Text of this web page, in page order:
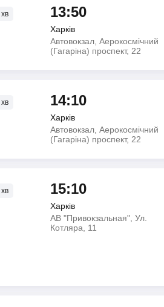
хв 13:50
Харків
Автовокзал, Аерокосмічний
(Гагаріна) проспект, 22
хв 14:10
Харків
Автовокзал, Аерокосмічний
(Гагаріна) проспект, 22
хв 15:10
Харків
АВ "Привокзальная", Ул.
Котляра, 11